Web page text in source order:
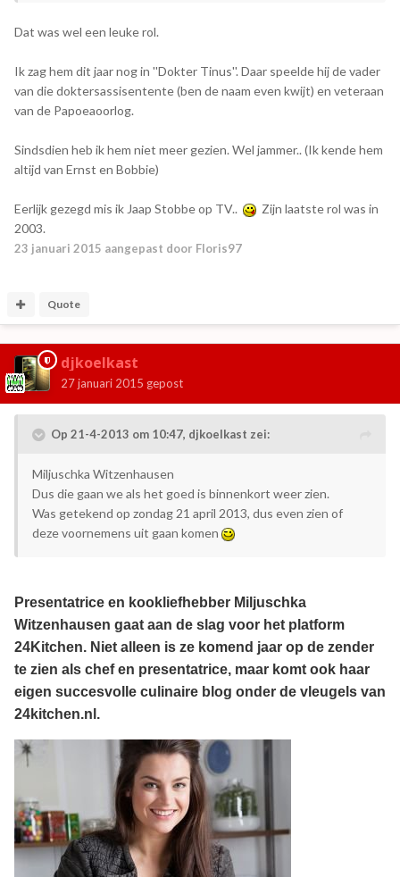
Dat was wel een leuke rol.
Ik zag hem dit jaar nog in ''Dokter Tinus''. Daar speelde hij de vader
van die doktersassisentente (ben de naam even kwijt) en veteraan
van de Papoeaoorlog.
Sindsdien heb ik hem niet meer gezien. Wel jammer.. (Ik kende hem
altijd van Ernst en Bobbie)
Eerlijk gezegd mis ik Jaap Stobbe op TV..
Zijn laatste rol was in
2003.
23 januari 2015 aangepast door Floris97
Quote
djkoelkast
27 januari 2015 gepost
Op 21-4-2013 om 10:47, djkoelkast zei:
Miljuschka Witzenhausen
Dus die gaan we als het goed is binnenkort weer zien.
Was getekend op zondag 21 april 2013, dus even zien of
deze voornemens uit gaan komen
Presentatrice en kookliefhebber Miljuschka
Witzenhausen gaat aan de slag voor het platform
24Kitchen. Niet alleen is ze komend jaar op de zender
te zien als chef en presentatrice, maar komt ook haar
eigen succesvolle culinaire blog onder de vleugels van
24kitchen.nl.